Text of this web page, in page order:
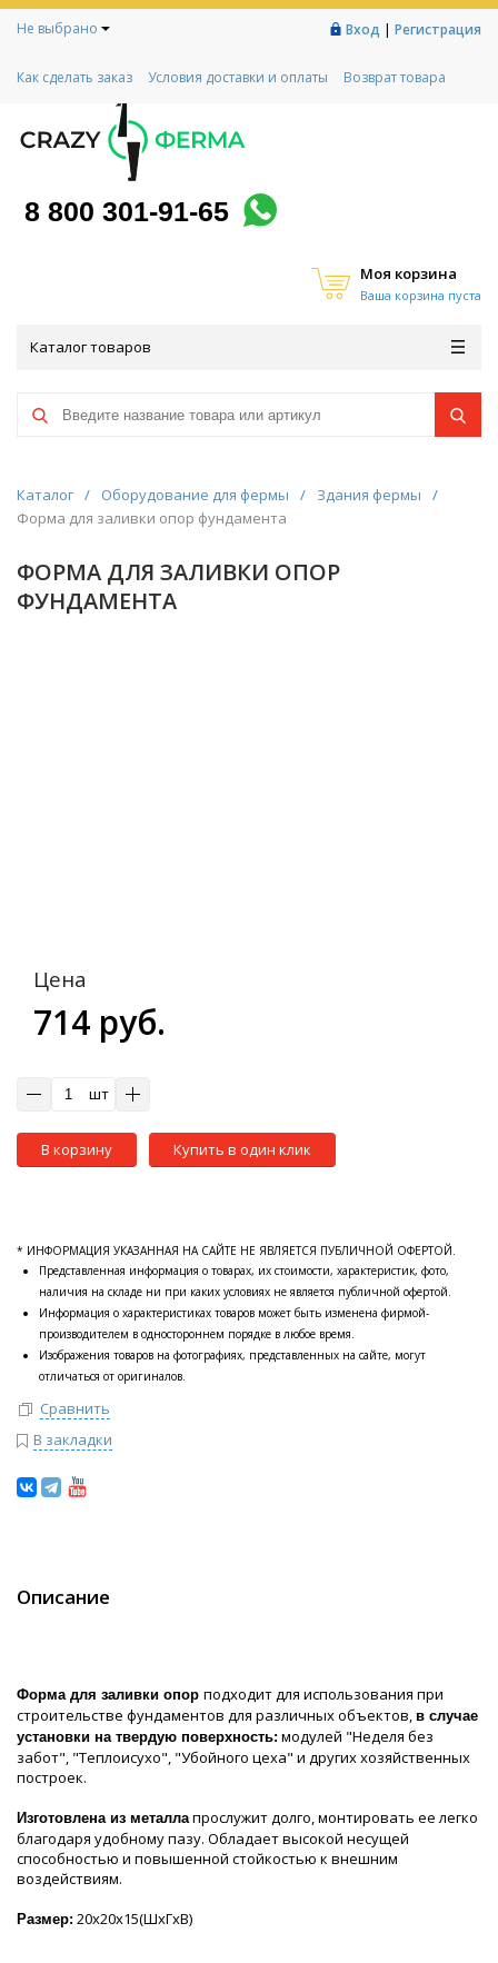
Не выбрано Вход | Регистрация
Как сделать заказ Условия доставки и оплаты
Возврат товара
Контакты
Социальный контракт
Любимая ферма
8 800 301-91-65
Моя корзина
Ваша корзина пуста
Каталог товаров
Каталог / Оборудование для фермы / Здания фермы
/
Форма для заливки опор фундамента
ФОРМА ДЛЯ ЗАЛИВКИ ОПОР
ФУНДАМЕНТА
Цена
714 руб.
шт
В корзину Купить в один клик
* ИНФОРМАЦИЯ УКАЗАННАЯ НА САЙТЕ НЕ ЯВЛЯЕТСЯ ПУБЛИЧНОЙ ОФЕРТОЙ.
Представленная информация о товарах, их стоимости, характеристик, фото,
наличия на складе ни при каких условиях не является публичной офертой.
Информация о характеристиках товаров может быть изменена фирмой-
производителем в одностороннем порядке в любое время.
Изображения товаров на фотографиях, представленных на сайте, могут
отличаться от оригиналов.
Сравнить
В закладки
Описание
Форма для заливки опор подходит для использования при
строительстве фундаментов для различных объектов, в случае
установки на твердую поверхность: модулей "Неделя без
забот", "Теплоисухо", "Убойного цеха" и других хозяйственных
построек.
Изготовлена из металлапрослужит долго, монтировать ее легко
благодаря удобному пазу. Обладает высокой несущей
способностью и повышенной стойкостью к внешним
воздействиям.
Размер: 20х20х15(ШхГхВ)